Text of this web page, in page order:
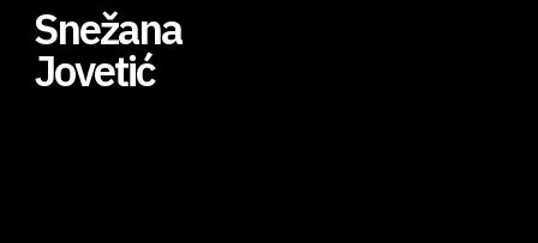
Snežana
Jovetić